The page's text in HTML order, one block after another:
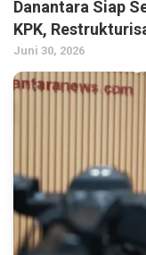
Danantara Siap
KPK,
Juni 30, 2026